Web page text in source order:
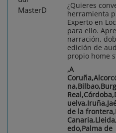
¿Quieres
herramienta
Experto en
para ello.
narración,
edición de
propio home
,A
de la
edo,Palma de